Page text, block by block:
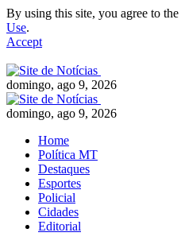
By using this site, you agree to the
Use.
Accept
domingo, ago 9, 2026
domingo, ago 9, 2026
Home
Política MT
Destaques
Esportes
Policial
Cidades
Editorial